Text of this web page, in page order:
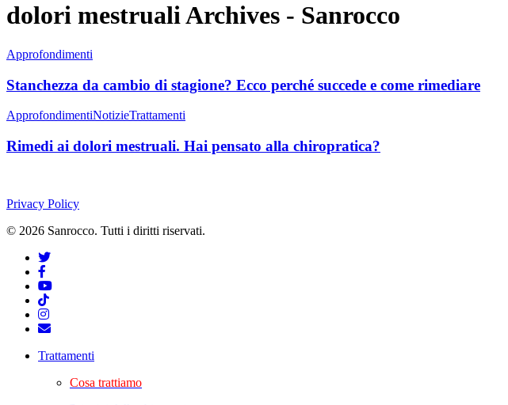
dolori mestruali Archives - Sanrocco
Approfondimenti
Stanchezza da cambio di stagione? Ecco perché succede e come rimediare
ApprofondimentiNotizieTrattamenti
Rimedi ai dolori mestruali. Hai pensato alla chiropratica?
Privacy Policy
© 2026 Sanrocco. Tutti i diritti riservati.
Trattamenti
Cosa trattiamo